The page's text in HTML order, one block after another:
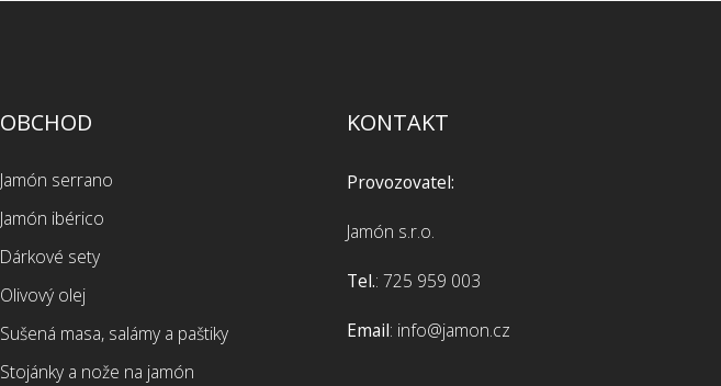
OBCHOD
Jamón serrano
Jamón ibérico
Dárkové sety
Olivový olej
Sušená masa, salámy a paštiky
Stojánky a nože na jamón
KONTAKT
Provozovatel:
Jamón s.r.o.
Tel.: 725 959 003
Email: info@jamon.cz